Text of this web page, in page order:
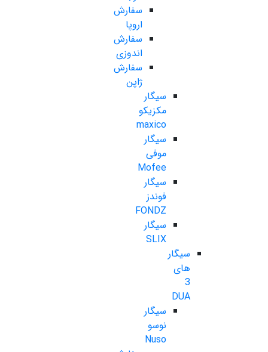
سفارش
اروپا
سفارش
اندوزی
سفارش
ژاپن
سیگار
مکزیکو
maxico
سیگار
موفی
Mofee
سیگار
فوندز
FONDZ
سیگار
SLIX
سیگار
های
3
DUA
سیگار
نوسو
Nuso